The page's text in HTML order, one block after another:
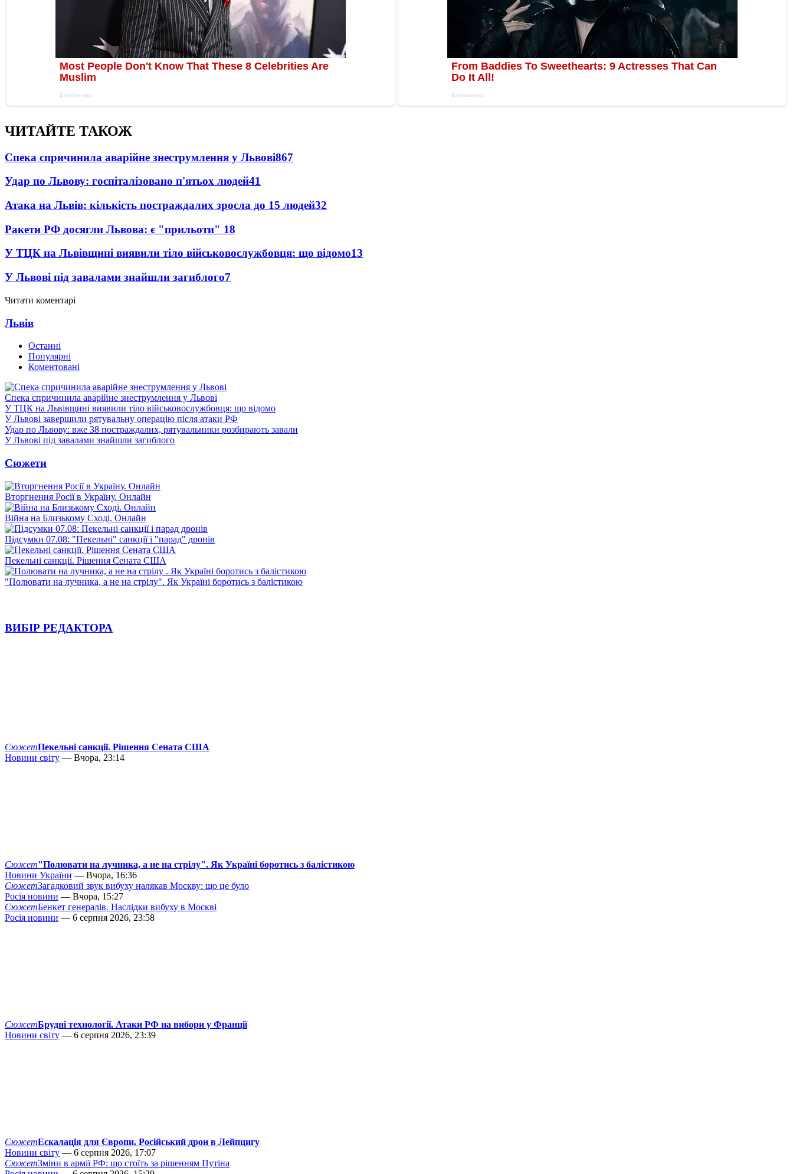
ЧИТАЙТЕ ТАКОЖ
Спека спричинила аварійне знеструмлення у Львові867
Удар по Львову: госпіталізовано п'ятьох людей41
Атака на Львів: кількість постраждалих зросла до 15 людей32
Ракети РФ досягли Львова: є "прильоти" 18
У ТЦК на Львівщині виявили тіло військовослужбовця: що відомо13
У Львові під завалами знайшли загиблого7
Читати коментарі
Львів
Останні
Популярні
Коментовані
Спека спричинила аварійне знеструмлення у Львові
У ТЦК на Львівщині виявили тіло військовослужбовця: що відомо
У Львові завершили рятувальну операцію після атаки РФ
Удар по Львову: вже 38 постраждалих, рятувальники розбирають завали
У Львові під завалами знайшли загиблого
Сюжети
Вторгнення Росії в Україну. Онлайн
Війна на Близькому Сході. Онлайн
Підсумки 07.08: "Пекельні" санкції і "парад" дронів
Пекельні санкції. Рішення Сената США
"Полювати на лучника, а не на стрілу". Як Україні боротись з балістикою
ВИБІР РЕДАКТОРА
СюжетПекельні санкції. Рішення Сената США
Новини світу — Вчора, 23:14
Сюжет"Полювати на лучника, а не на стрілу". Як Україні боротись з балістикою
Новини України — Вчора, 16:36
СюжетЗагадковий звук вибуху налякав Москву: що це було
Росія новини — Вчора, 15:27
СюжетБенкет генералів. Наслідки вибуху в Москві
Росія новини — 6 серпня 2026, 23:58
СюжетБрудні технології. Атаки РФ на вибори у Франції
Новини світу — 6 серпня 2026, 23:39
СюжетЕскалація для Європи. Російський дрон в Лейпцигу
Новини світу — 6 серпня 2026, 17:07
СюжетЗміни в армії РФ: що стоїть за рішенням Путіна